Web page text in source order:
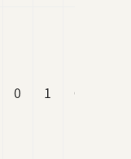
0 1 0